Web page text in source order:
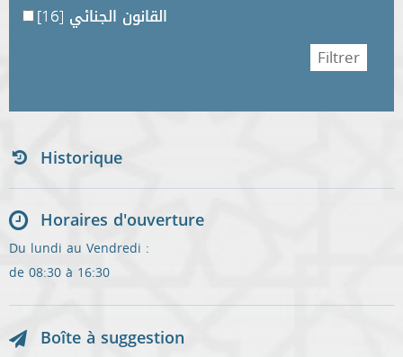
القانون الجنائي [16]
Historique
Horaires d'ouverture
Du lundi au Vendredi :
de 08:30 à 16:30
Boîte à suggestion